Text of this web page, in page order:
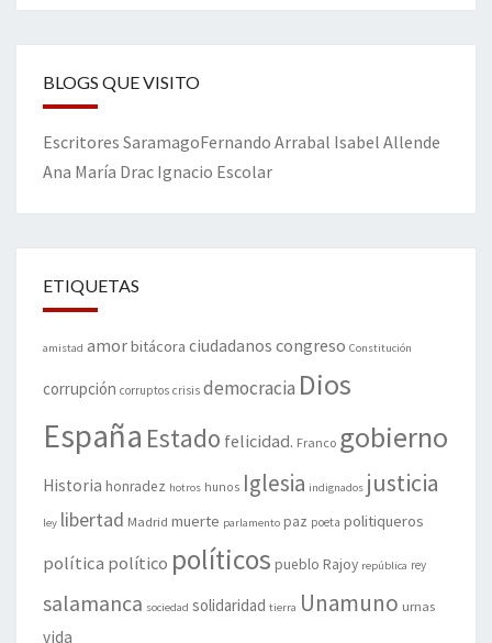
BLOGS QUE VISITO
Escritores SaramagoFernando Arrabal Isabel Allende
Ana María Drac Ignacio Escolar
ETIQUETAS
amistad amorbitácora ciudadanos congreso Constitución
corrupción corruptos crisis democracia Dios
España Estado felicidad. Franco gobierno
Historia honradez hotros hunos Iglesia indignados justicia
ley libertad Madrid muerte parlamento paz poeta politiqueros
política político políticos pueblo Rajoy república rey
salamanca sociedad solidaridad tierra Unamuno urnas
vida